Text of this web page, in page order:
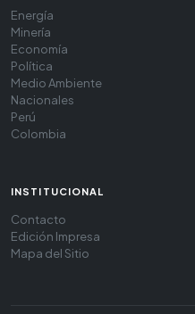
Energía
Minería
Economía
Política
Medio Ambiente
Nacionales
Perú
Colombia
INSTITUCIONAL
Contacto
Edición Impresa
Mapa del Sitio